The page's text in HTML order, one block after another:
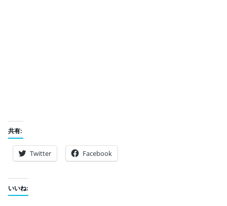
共有:
Twitter Facebook
いいね: